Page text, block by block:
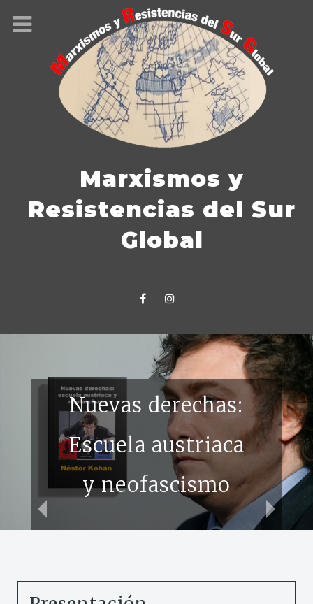
Marxismos y
Resistencias del Sur
Global
Nuevas derechas:
Escuela austriaca
y neofascismo
Los desafíos de la
sociología en la
digital. Ponencia
de Marcos
Roitman
Rosenmann